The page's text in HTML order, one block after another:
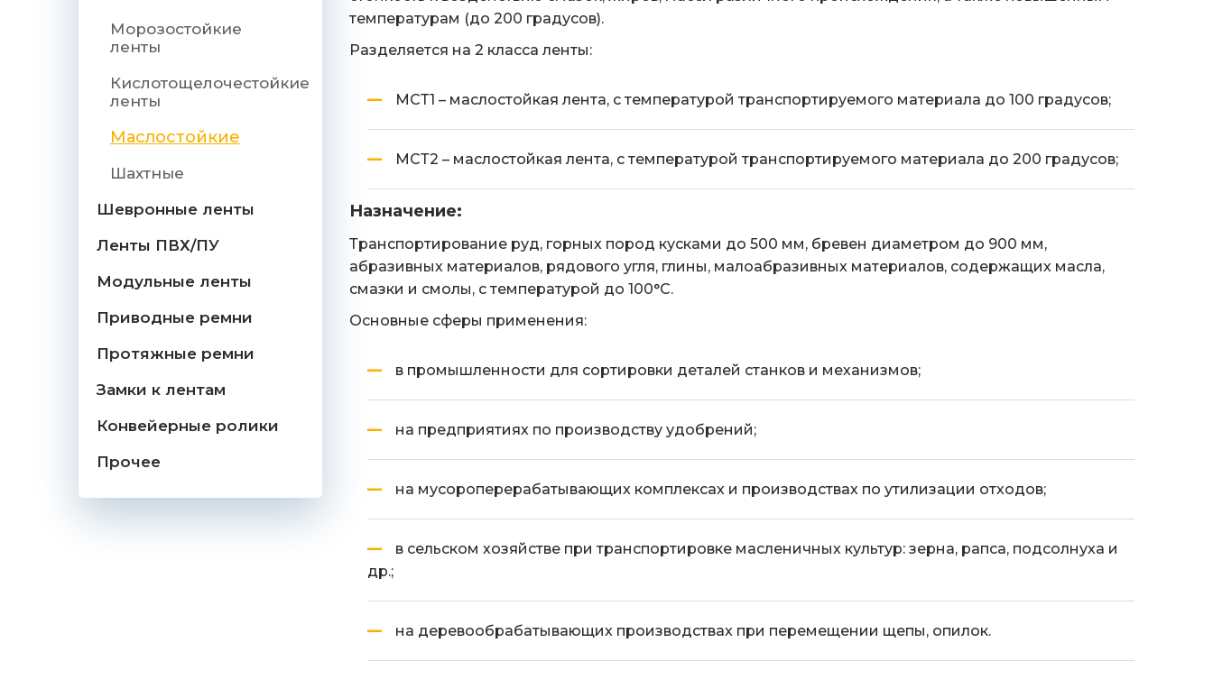
Морозостойкие
ленты
Кислотощелочестойкие
ленты
Маслостойкие
Шахтные
Шевронные ленты
Ленты ПВХ/ПУ
Модульные ленты
Приводные ремни
Протяжные ремни
Замки к лентам
Конвейерные ролики
Прочее
температурам (до 200 градусов).
Разделяется на 2 класса ленты:
МСТ1 – маслостойкая лента, с температурой транспортируемого материала до 100 градусов;
МСТ2 – маслостойкая лента, с температурой транспортируемого материала до 200 градусов;
Назначение:
Транспортирование руд, горных пород кусками до 500 мм, бревен диаметром до 900 мм,
абразивных материалов, рядового угля, глины, малоабразивных материалов, содержащих масла,
смазки и смолы, с температурой до 100°C.
Основные сферы применения:
в промышленности для сортировки деталей станков и механизмов;
на предприятиях по производству удобрений;
на мусороперерабатывающих комплексах и производствах по утилизации отходов;
в сельском хозяйстве при транспортировке масленичных культур: зерна, рапса, подсолнуха и
др.;
на деревообрабатывающих производствах при перемещении щепы, опилок.